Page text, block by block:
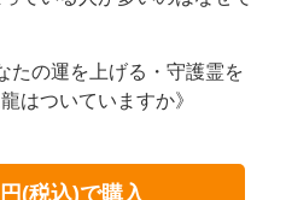
たの運を上げる・守護霊を
はついていますか》
(税込)で購入